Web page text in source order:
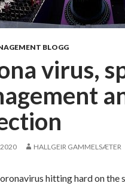
BLOGG
virus,
HALLGEIR GAMMELSÆTER
hitting hard on the